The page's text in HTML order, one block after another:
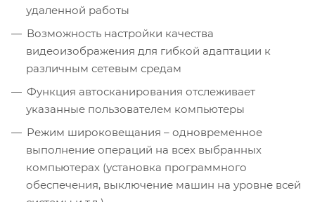
удаленной работы
Возможность настройки качества
видеоизображения для гибкой адаптации к
различным сетевым средам
Функция автосканирования отслеживает
указанные пользователем компьютеры
Режим широковещания – одновременное
выполнение операций на всех выбранных
компьютерах (установка программного
обеспечения, выключение машин на уровне всей